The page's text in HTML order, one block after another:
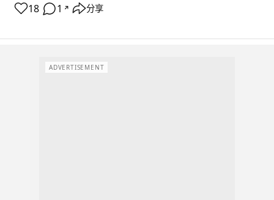
18 1 ↗ 分享
ADVERTISEMENT